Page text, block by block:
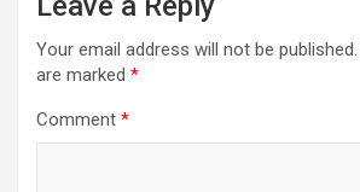
Your email address will not be published.
are marked *
Comment *